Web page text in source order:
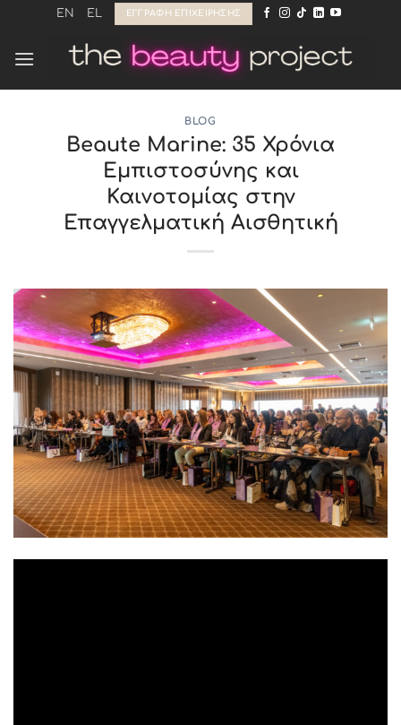
Μετάβαση
περιεχόμενο
EN EL ΕΓΓΡΑΦΉ ΕΠΙΧΕΊΡΗΣΗΣ
BLOG
Beaute Marine: 35 Χρόνια
Εμπιστοσύνης και
Καινοτομίας στην
Επαγγελματική Αισθητική